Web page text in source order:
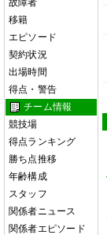
故障者
移籍
エピソード
契約状況
出場時間
得点・警告
チーム情報
競技場
得点ランキング
勝ち点推移
年齢構成
スタッフ
関係者ニュース
関係者エピソード